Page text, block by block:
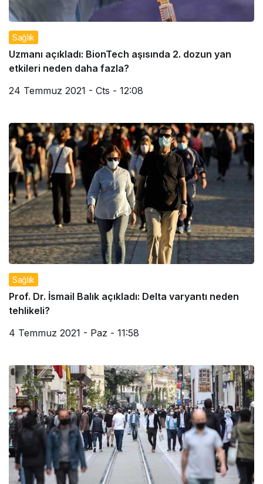
Sağlık
Uzmanı açıkladı: BionTech aşısında 2. dozun yan
etkileri neden daha fazla?
24 Temmuz 2021 - Cts - 12:08
Sağlık
Prof. Dr. İsmail Balık açıkladı: Delta varyantı neden
tehlikeli?
4 Temmuz 2021 - Paz - 11:58